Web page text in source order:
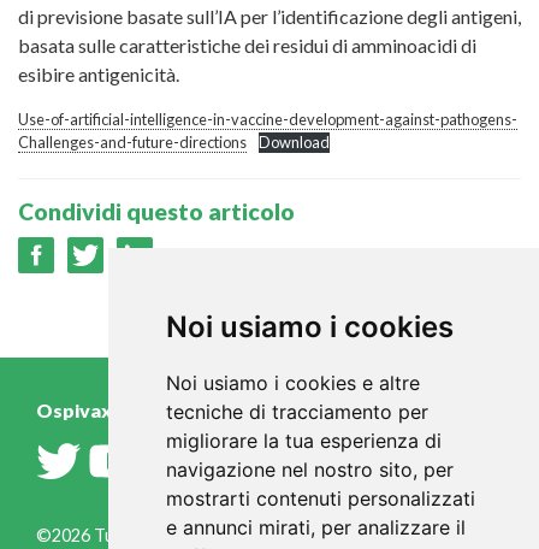
Noi usiamo i cookies
Noi usiamo i cookies e altre
tecniche di tracciamento per
migliorare la tua esperienza di
navigazione nel nostro sito, per
mostrarti contenuti personalizzati
e annunci mirati, per analizzare il
di previsione basate sull’IA per l’identificazione degli antigeni,
basata sulle caratteristiche dei residui di amminoacidi di
esibire antigenicità.
Use-of-artificial-intelligence-in-vaccine-development-against-pathogens-
Challenges-and-future-directions
Download
Condividi questo articolo
Ospivax.it
©2026 Tutti i diritti riservati